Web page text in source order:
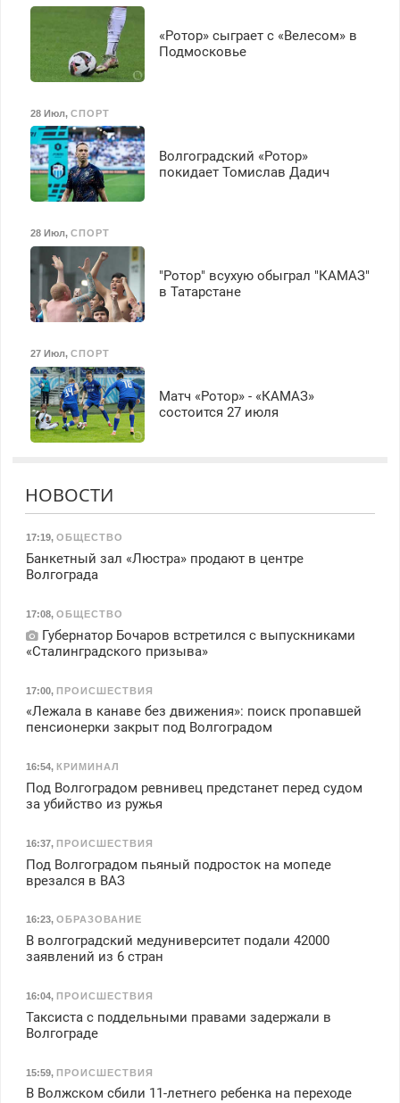
«Ротор» сыграет с «Велесом» в
Подмосковье
28 Июл, СПОРТ
Волгоградский «Ротор»
покидает Томислав Дадич
28 Июл, СПОРТ
"Ротор" всухую обыграл "КАМАЗ"
в Татарстане
27 Июл, СПОРТ
Матч «Ротор» - «КАМАЗ»
состоится 27 июля
НОВОСТИ
17:19, ОБЩЕСТВО
Банкетный зал «Люстра» продают в центре
Волгограда
17:08, ОБЩЕСТВО
Губернатор Бочаров встретился с выпускниками
«Сталинградского призыва»
17:00, ПРОИСШЕСТВИЯ
«Лежала в канаве без движения»: поиск пропавшей
пенсионерки закрыт под Волгоградом
16:54, КРИМИНАЛ
Под Волгоградом ревнивец предстанет перед судом
за убийство из ружья
16:37, ПРОИСШЕСТВИЯ
Под Волгоградом пьяный подросток на мопеде
врезался в ВАЗ
16:23, ОБРАЗОВАНИЕ
В волгоградский медуниверситет подали 42000
заявлений из 6 стран
16:04, ПРОИСШЕСТВИЯ
Таксиста с поддельными правами задержали в
Волгограде
15:59, ПРОИСШЕСТВИЯ
В Волжском сбили 11-летнего ребенка на переходе